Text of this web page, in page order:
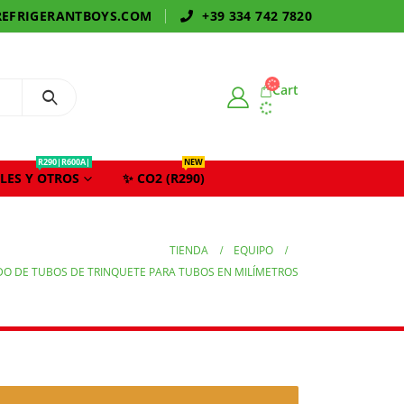
+39 334 742 7820
Cart
Y OTROS
R290|R600A|
✨ CO2 (R290)
NEW
TIENDA
EQUIPO
DE TUBOS DE TRINQUETE PARA TUBOS EN MILÍMETROS